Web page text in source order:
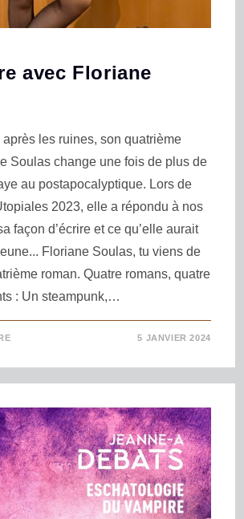
avec Floriane
après les ruines, son quatrième
Soulas change une fois de plus de
au postapocalyptique. Lors de
2023, elle a répondu à nos
façon d’écrire et ce qu’elle aurait
Floriane Soulas, tu viens de
roman. Quatre romans, quatre
: Un steampunk,…
5 JANVIER 2024